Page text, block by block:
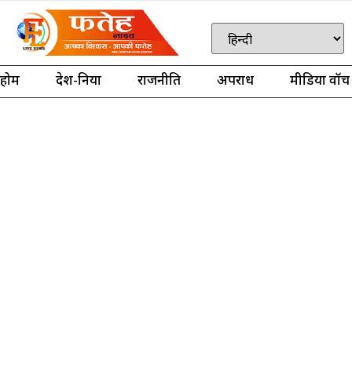
होम देश-दुनिया राजनीति अपराध मीडिया वॉच